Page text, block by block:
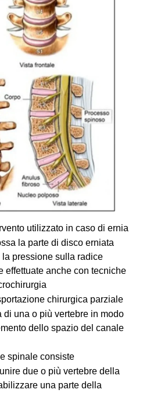
utilizzato in caso di ernia
la parte di disco erniata
pressione sulla radice
effettuate anche con tecniche
chirurgica parziale
di una o più vertebre in modo
dello spazio del canale
spinale consiste
due o più vertebre della
una parte della